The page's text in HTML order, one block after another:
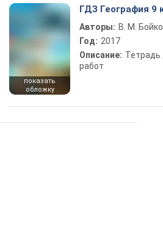
показать
обложку
ГДЗ География 9
Авторы: В. М.
Год: 2017
Описание: Тетрадь
работ